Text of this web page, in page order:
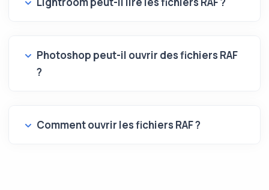
Photoshop peut-il ouvrir des fichiers RAF
?
Comment ouvrir les fichiers RAF ?